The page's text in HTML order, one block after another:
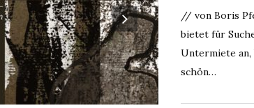
// von Boris
bietet für
Untermiete
schön…